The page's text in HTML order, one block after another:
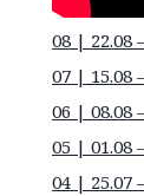
08 | 22.08
07 | 15.08
06 | 08.08
05 | 01.08
04 | 25.07